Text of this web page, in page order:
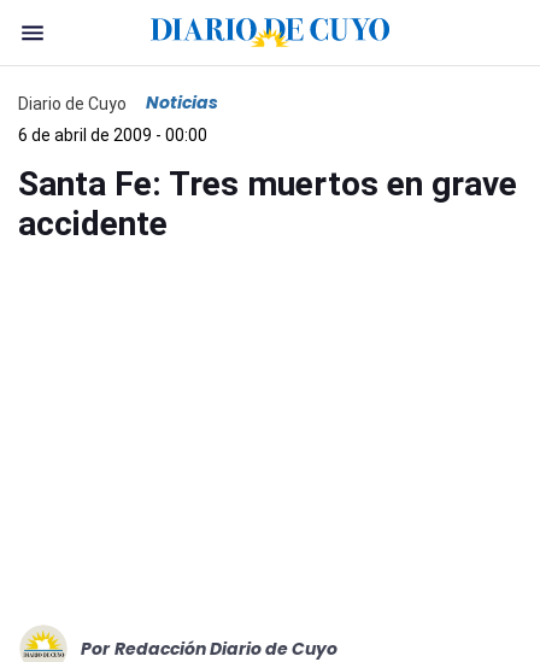
Diario de Cuyo Noticias
6 de abril de 2009 - 00:00
Santa Fe: Tres muertos en grave
accidente
Por Redacción Diario de Cuyo